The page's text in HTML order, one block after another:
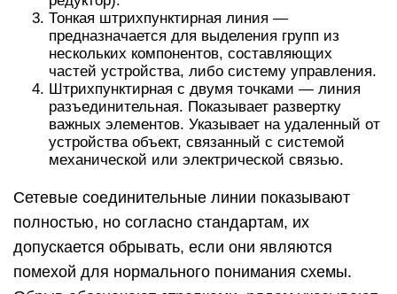
Обрыв обозначают стрелками, рядом указывают
основные параметры и характеристики
электрических цепей.
Жирная точка на линиях указывает на
соединение, спайку проводов.
Виды электрических схем
В соответствии с нормами ЕСКД под схемами
подразумеваются графические документы, на
которых при помощи принятых обозначений